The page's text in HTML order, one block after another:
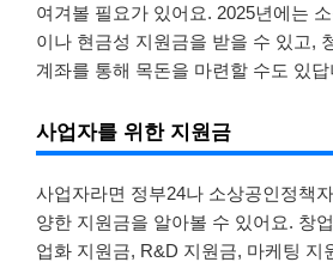
여겨볼 필요가 있어요. 2025년에는
이나 현금성 지원금을 받을 수 있고,
계좌를 통해 목돈을 마련할 수도 있답
사업자를 위한 지원금
사업자라면 정부24나 소상공인정책
양한 지원금을 알아볼 수 있어요. 창
업화 지원금, R&D 지원금, 마케팅 지